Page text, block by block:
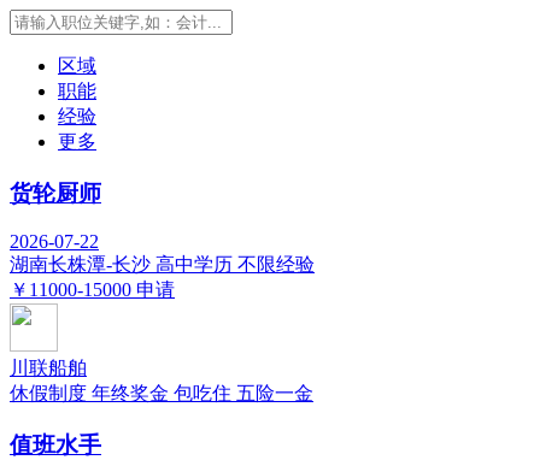
区域
职能
经验
更多
货轮厨师
2026-07-22
湖南长株潭-长沙 高中学历 不限经验
￥11000-15000 申请
川联船舶
休假制度 年终奖金 包吃住 五险一金
值班水手